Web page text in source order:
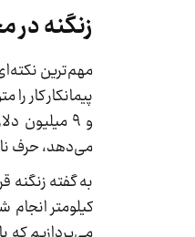
زنگنه
مهم‌ترین
می‌دهد، حرف